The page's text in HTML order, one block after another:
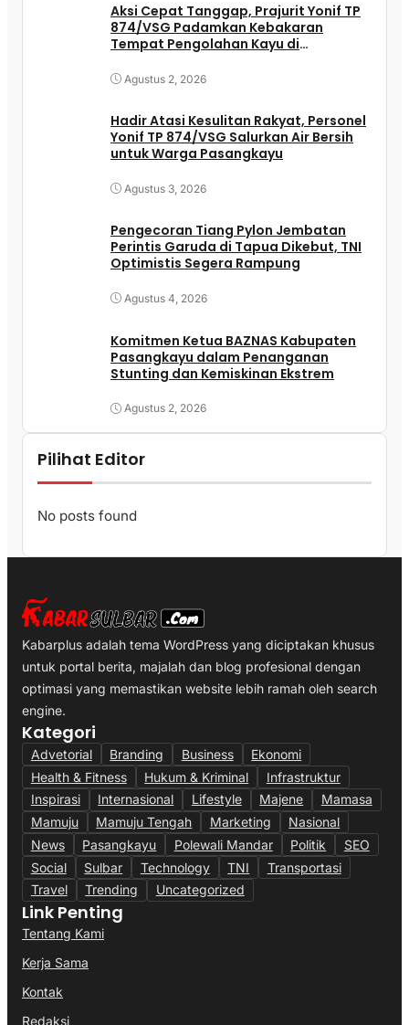
Aksi Cepat Tanggap, Prajurit Yonif TP
874/VSG Padamkan Kebakaran
Tempat Pengolahan Kayu di
Agustus 2, 2026
Hadir Atasi Kesulitan Rakyat, Personel
Yonif TP 874/VSG Salurkan Air Bersih
untuk Warga Pasangkayu
Agustus 3, 2026
Pengecoran Tiang Pylon Jembatan
Perintis Garuda di Tapua Dikebut, TNI
Optimistis Segera Rampung
Agustus 4, 2026
Komitmen Ketua BAZNAS Kabupaten
Pasangkayu dalam Penanganan
Stunting dan Kemiskinan Ekstrem
Agustus 2, 2026
Pilihat Editor
No posts found
Kabarplus adalah tema WordPress yang diciptakan khusus
untuk portal berita, majalah dan blog profesional dengan
optimasi yang memastikan website lebih ramah oleh search
engine.
Kategori
Advetorial Branding Business
Ekonomi
Health & Fitness
Hukum & Kriminal
Infrastruktur
Inspirasi
Internasional Lifestyle Majene
Mamasa
Mamuju
Mamuju Tengah Marketing
Nasional
News
Pasangkayu Polewali Mandar Politik
SEO
Social
Sulbar Technology TNI
Transportasi
Travel
Trending Uncategorized
Link Penting
Tentang Kami
Kerja Sama
Kontak
Redaksi